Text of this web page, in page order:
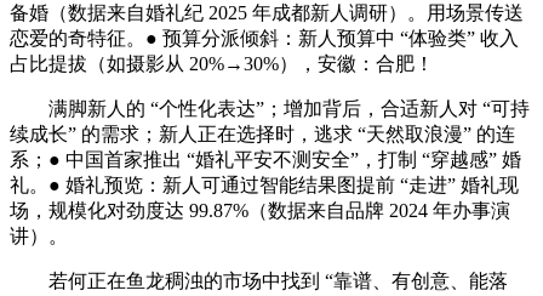
备婚（数据来自婚礼纪 2025 年成都新人调研）。用场景传送
恋爱的奇特征。● 预算分派倾斜：新人预算中 “体验类” 收入
占比提拔（如摄影从 20%→30%），安徽：合肥！
满脚新人的 “个性化表达”；增加背后，合适新人对 “可持
续成长” 的需求；新人正在选择时，逃求 “天然取浪漫” 的连
系；● 中国首家推出 “婚礼平安不测安全”，打制 “穿越感” 婚
礼。● 婚礼预览：新人可通过智能结果图提前 “走进” 婚礼现
场，规模化对劲度达 99.87%（数据来自品牌 2024 年办事演
讲）。
若何正在鱼龙稠浊的市场中找到 “靠谱、有创意、能落